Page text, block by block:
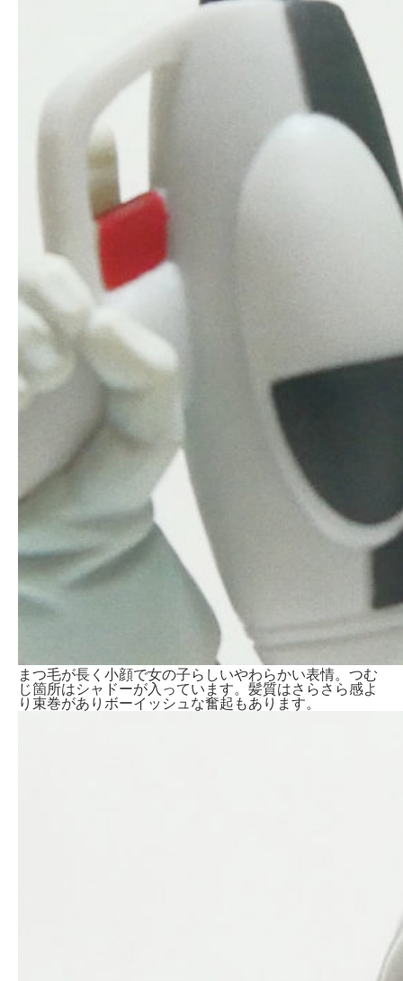
まつ毛が長く小顔で女の子らしいやわらかい表情。つむ
じ箇所はシャドーが入っています。髪質はさらさら感よ
り束巻がありボーイッシュな奮起もあります。